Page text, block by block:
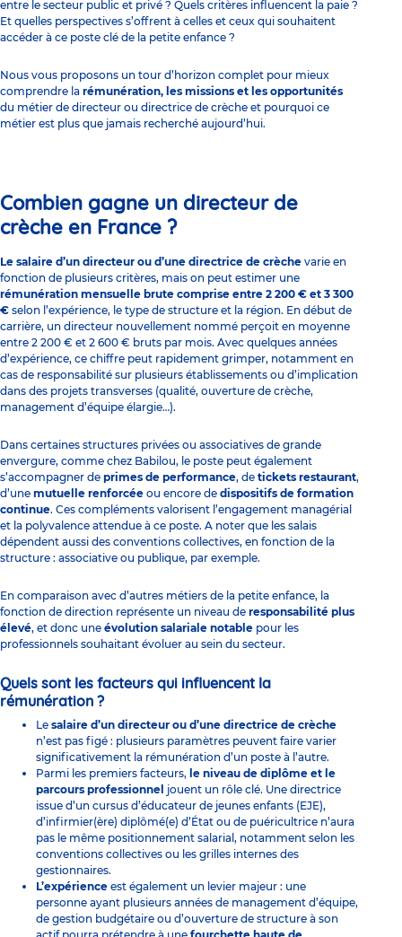
entre le secteur public et privé ? Quels critères influencent la paie ?
Et quelles perspectives s’offrent à celles et ceux qui souhaitent
accéder à ce poste clé de la petite enfance ?
Nous vous proposons un tour d’horizon complet pour mieux
comprendre la rémunération, les missions et les opportunités
du métier de directeur ou directrice de crèche et pourquoi ce
métier est plus que jamais recherché aujourd’hui.
Combien gagne un directeur de
crèche en France ?
Le salaire d’un directeur ou d’une directrice de crèche varie en
fonction de plusieurs critères, mais on peut estimer une
rémunération mensuelle brute comprise entre 2 200 € et 3 300
€ selon l’expérience, le type de structure et la région. En début de
carrière, un directeur nouvellement nommé perçoit en moyenne
entre 2 200 € et 2 600 € bruts par mois. Avec quelques années
d’expérience, ce chiffre peut rapidement grimper, notamment en
cas de responsabilité sur plusieurs établissements ou d’implication
dans des projets transverses (qualité, ouverture de crèche,
management d’équipe élargie…).
Dans certaines structures privées ou associatives de grande
envergure, comme chez Babilou, le poste peut également
s’accompagner de primes de performance, de tickets restaurant,
d’une mutuelle renforcée ou encore de dispositifs de formation
continue. Ces compléments valorisent l’engagement managérial
et la polyvalence attendue à ce poste. A noter que les salais
dépendent aussi des conventions collectives, en fonction de la
structure : associative ou publique, par exemple.
En comparaison avec d’autres métiers de la petite enfance, la
fonction de direction représente un niveau de responsabilité plus
élevé, et donc une évolution salariale notable pour les
professionnels souhaitant évoluer au sein du secteur.
Quels sont les facteurs qui influencent la
rémunération ?
Le salaire d’un directeur ou d’une directrice de crèche
n’est pas figé : plusieurs paramètres peuvent faire varier
significativement la rémunération d’un poste à l’autre.
Parmi les premiers facteurs, le niveau de diplôme et le
parcours professionnel jouent un rôle clé. Une directrice
issue d’un cursus d’éducateur de jeunes enfants (EJE),
d’infirmier(ère) diplômé(e) d’État ou de puéricultrice n’aura
pas le même positionnement salarial, notamment selon les
conventions collectives ou les grilles internes des
gestionnaires.
L’expérience est également un levier majeur : une
personne ayant plusieurs années de management d’équipe,
de gestion budgétaire ou d’ouverture de structure à son